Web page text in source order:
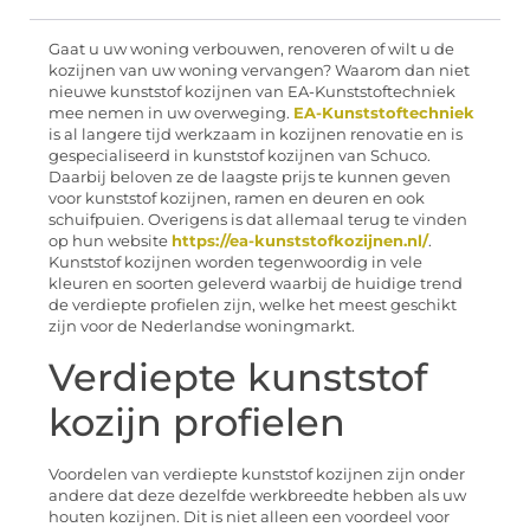
Gaat u uw woning verbouwen, renoveren of wilt u de
kozijnen van uw woning vervangen? Waarom dan niet
nieuwe kunststof kozijnen van EA-Kunststoftechniek
mee nemen in uw overweging. EA-Kunststoftechniek
is al langere tijd werkzaam in kozijnen renovatie en is
gespecialiseerd in kunststof kozijnen van Schuco.
Daarbij beloven ze de laagste prijs te kunnen geven
voor kunststof kozijnen, ramen en deuren en ook
schuifpuien. Overigens is dat allemaal terug te vinden
op hun website https://ea-kunststofkozijnen.nl/.
Kunststof kozijnen worden tegenwoordig in vele
kleuren en soorten geleverd waarbij de huidige trend
de verdiepte profielen zijn, welke het meest geschikt
zijn voor de Nederlandse woningmarkt.
Verdiepte kunststof
kozijn profielen
Voordelen van verdiepte kunststof kozijnen zijn onder
andere dat deze dezelfde werkbreedte hebben als uw
houten kozijnen. Dit is niet alleen een voordeel voor